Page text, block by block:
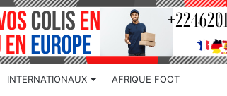
INTERNATIONAUX AFRIQUE FOOT